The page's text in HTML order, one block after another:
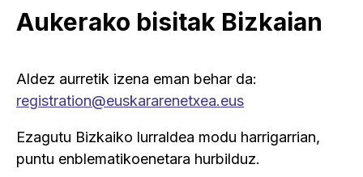
Aukerako bisitak Bizkaian
Aldez aurretik izena eman behar da:
registration@euskararenetxea.eus
Ezagutu Bizkaiko lurraldea modu harrigarrian,
puntu enblematikoenetara hurbilduz.